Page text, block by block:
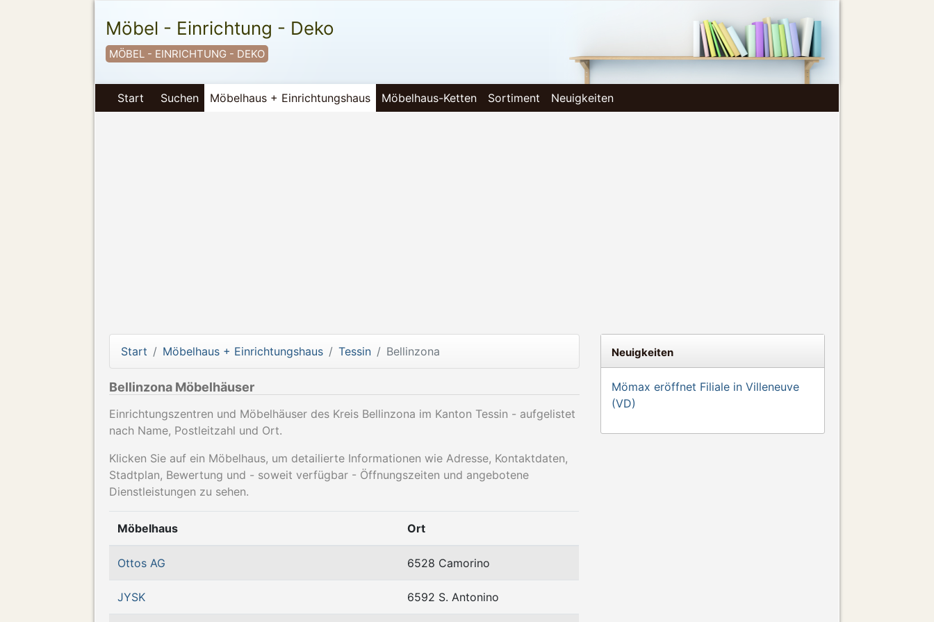
Möbel - Einrichtung - Deko
MÖBEL - EINRICHTUNG - DEKO
Start Suchen Möbelhaus + Einrichtungshaus Möbelhaus-Ketten Sortiment Neuigkeiten
Start Möbelhaus + Einrichtungshaus Tessin Bellinzona
Bellinzona Möbelhäuser
Einrichtungszentren und Möbelhäuser des Kreis Bellinzona im Kanton Tessin - aufgelistet
nach Name, Postleitzahl und Ort.
Klicken Sie auf ein Möbelhaus, um detailierte Informationen wie Adresse, Kontaktdaten,
Stadtplan, Bewertung und - soweit verfügbar - Öffnungszeiten und angebotene
Dienstleistungen zu sehen.
Möbelhaus Ort
Ottos AG 6528 Camorino
JYSK 6592 S. Antonino
Neuigkeiten
Mömax eröffnet Filiale in Villeneuve
(VD)